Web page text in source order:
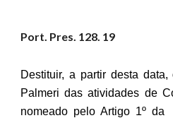
Port. Pres. 128. 19
Destituir, a partir desta
Palmeri das atividades de
nomeado pelo Artigo 1º